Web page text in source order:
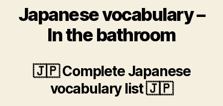
the
bathroom
Japanese vocabulary –
In the bathroom
🇯🇵 Complete Japanese
vocabulary list 🇯🇵